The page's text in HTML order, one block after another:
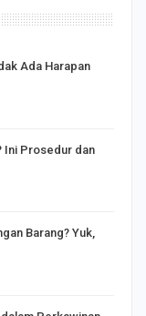
Ada Harapan
Ini Prosedur dan
Barang? Yuk,